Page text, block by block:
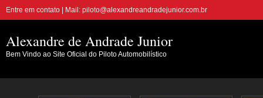
Entre em contato | Mail: piloto@alexandreandradejunior.com.br
Alexandre de Andrade Junior
Bem Vindo ao Site Oficial do Piloto Automobilístico